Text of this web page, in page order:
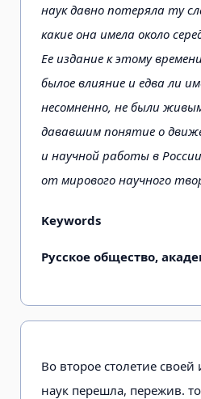
наук давно потеряла ту
какие она имела около
Ее издание к этому
былое влияние и едва ли
несомненно, не были
дававшим понятие о
и научной работы в
от мирового научного
Keywords
Русское общество,
Во второе столетие
наук перешла, пережив.